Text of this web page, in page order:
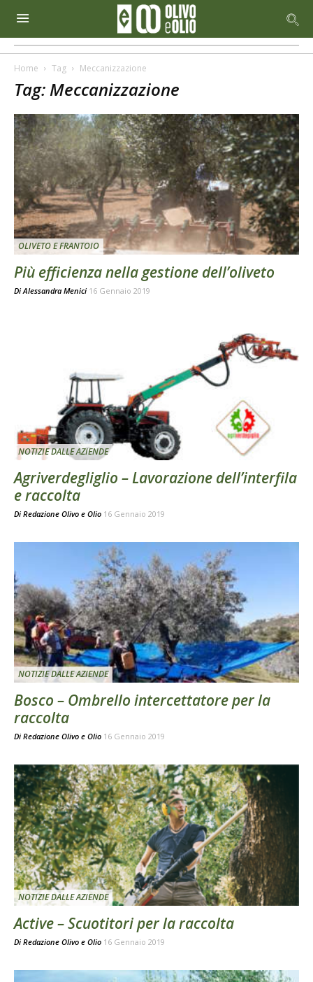
Home Tag Meccanizzazione
Tag: Meccanizzazione
OLIVETO E FRANTOIO
Più efficienza nella gestione dell’oliveto
DiAlessandra Menici 16 Gennaio 2019
NOTIZIE DALLE AZIENDE
Agriverdegliglio – Lavorazione dell’interfila
e raccolta
Di Redazione Olivo e Olio 16 Gennaio 2019
NOTIZIE DALLE AZIENDE
Bosco – Ombrello intercettatore per la
raccolta
Di Redazione Olivo e Olio 16 Gennaio 2019
NOTIZIE DALLE AZIENDE
Active – Scuotitori per la raccolta
Di Redazione Olivo e Olio 16 Gennaio 2019